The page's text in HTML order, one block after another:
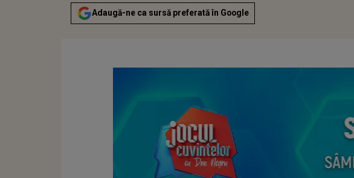
Adaugă-ne ca sursă preferată în Google